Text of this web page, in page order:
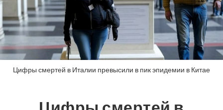
Цифры смертей в Италии превысили в пик эпидемии в Китае